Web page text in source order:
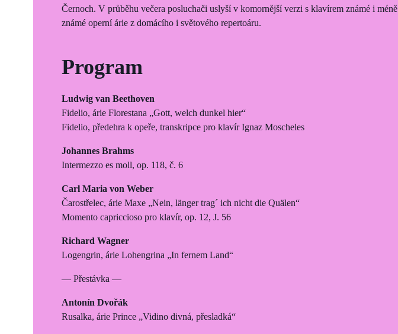
Černoch. V průběhu večera posluchači uslyší v komornější verzi s klavírem známé i méně
známé operní árie z domácího i světového repertoáru.
Program
Ludwig van Beethoven
Fidelio, árie Florestana „Gott, welch dunkel hier“
Fidelio, předehra k opeře, transkripce pro klavír Ignaz Moscheles
Johannes Brahms
Intermezzo es moll, op. 118, č. 6
Carl Maria von Weber
Čarostřelec, árie Maxe „Nein, länger trag´ ich nicht die Quälen“
Momento capriccioso pro klavír, op. 12, J. 56
Richard Wagner
Logengrin, árie Lohengrina „In fernem Land“
— Přestávka —
Antonín Dvořák
Rusalka, árie Prince „Vidino divná, přesladká“